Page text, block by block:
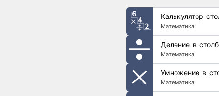
Калькулятор
Математика
Деление в
Математика
Умножение в
Математика